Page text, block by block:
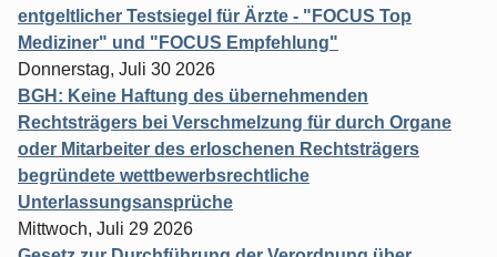
entgeltlicher Testsiegel für Ärzte - "FOCUS Top
Mediziner" und "FOCUS Empfehlung"
Donnerstag, Juli 30 2026
BGH: Keine Haftung des übernehmenden
Rechtsträgers bei Verschmelzung für durch Organe
oder Mitarbeiter des erloschenen Rechtsträgers
begründete wettbewerbsrechtliche
Unterlassungsansprüche
Mittwoch, Juli 29 2026